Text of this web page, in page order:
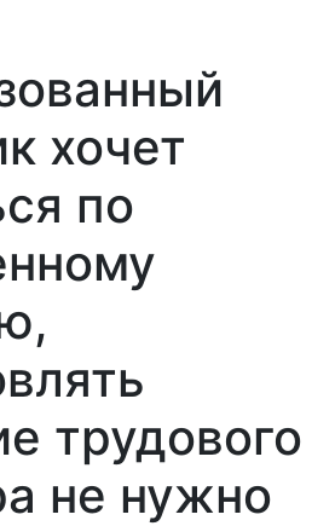
хочет
по
трудового
не нужно